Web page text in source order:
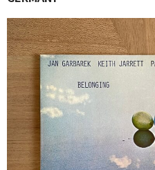
GGについて
買取について
取り置きなどについて
Categories
New Arrivals